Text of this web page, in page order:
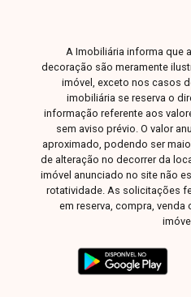
A Imobiliária informa que
decoração são meramente
imóvel, exceto nos casos
imobiliária se reserva o
informação referente aos
sem aviso prévio. O valor
aproximado, podendo ser
de alteração no decorrer da
imóvel anunciado no site não
rotatividade. As solicitações
em reserva, compra,